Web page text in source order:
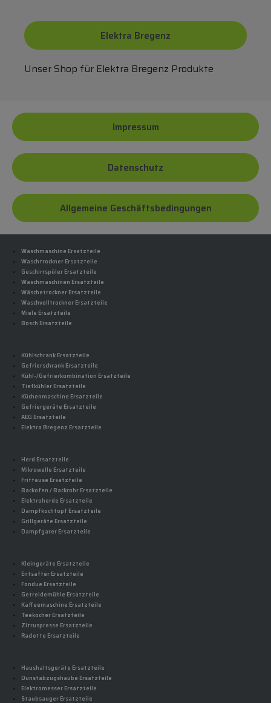
Elektra Bregenz
Unser Shop für Elektra Bregenz Produkte
Impressum
Datenschutz
Allgemeine Geschäftsbedingungen
Waschmaschine Ersatzteile
Waschtrockner Ersatzteile
Geschirrspüler Ersatzteile
Waschmaschinen Ersatzteile
Wäschetrockner Ersatzteile
Waschvolltrockner Ersatzteile
Miele Ersatzteile
Bosch Ersatzteile
Kühlschrank Ersatzteile
Gefrierschrank Ersatzteile
Kühl-/Gefrierkombination Ersatzteile
Tiefkühler Ersatzteile
Küchenmaschine Ersatzteile
Gefriergeräte Ersatzteile
AEG Ersatzteile
Elektra Bregenz Ersatzteile
Herd Ersatzteile
Mikrowelle Ersatzteile
Fritteuse Ersatzteile
Backofen / Backrohr Ersatzteile
Elektroherde Ersatzteile
Dampfkochtopf Ersatzteile
Grillgeräte Ersatzteile
Dampfgarer Ersatzteile
Kleingeräte Ersatzteile
Entsafter Ersatzteile
Fondue Ersatzteile
Getreidemühle Ersatzteile
Kaffeemaschine Ersatzteile
Teekocher Ersatzteile
Zitruspresse Ersatzteile
Raclette Ersatzteile
Haushaltsgeräte Ersatzteile
Dunstabzugshaube Ersatzteile
Elektromesser Ersatzteile
Staubsauger Ersatzteile